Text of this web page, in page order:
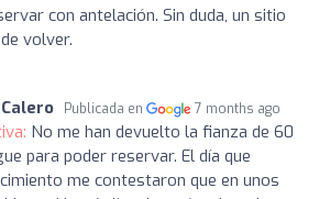
con antelación. Sin duda, un sitio
volver.
Publicada en 7 months ago
No me han devuelto la fianza de 60
para poder reservar. El día que
me contestaron que en unos